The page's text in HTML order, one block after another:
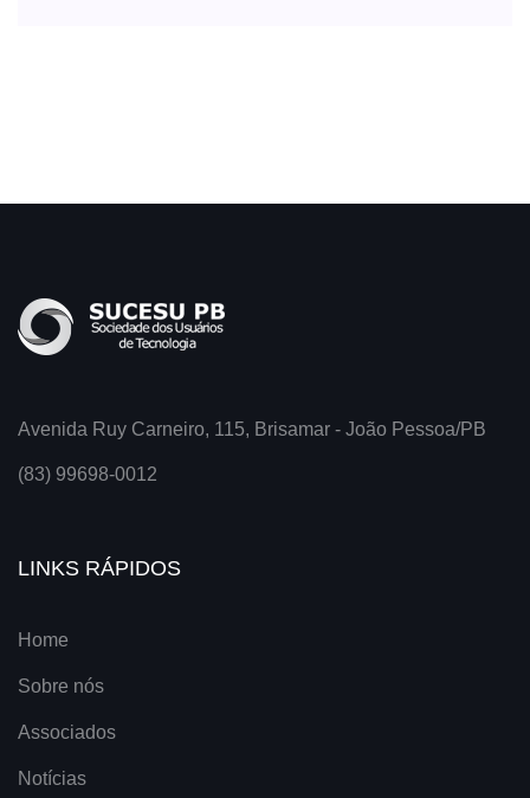
Avenida Ruy Carneiro, 115, Brisamar - João Pessoa/PB
(83) 99698-0012
LINKS RÁPIDOS
Home
Sobre nós
Associados
Notícias